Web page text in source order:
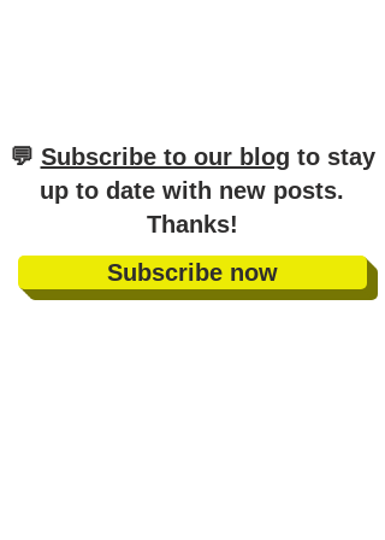
​💬 Subscribe to our blog to stay
up to date with new posts.
Thanks!
Subscribe now